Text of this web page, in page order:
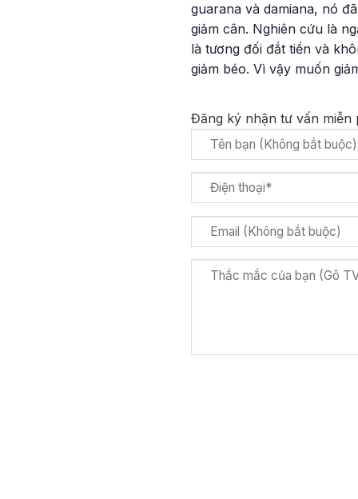
guarana và damiana, nó
giảm cân. Nghiên cứu là
là tương đối đắt tiền và
giảm béo. Vì vậy muốn
Đăng ký nhận tư vấn miễn